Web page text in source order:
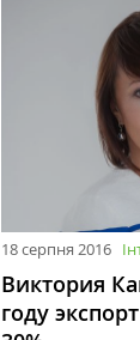
18 серпня 2016
Виктория
году